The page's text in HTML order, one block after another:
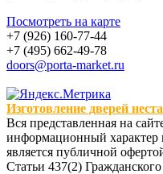
Посмотреть на карте
+7 (926) 160-77-44
+7 (495) 662-49-78
doors@porta-market.ru
Изготовление дверей
Вся представленная на
информационный характер
является публичной
Статьи 437(2)